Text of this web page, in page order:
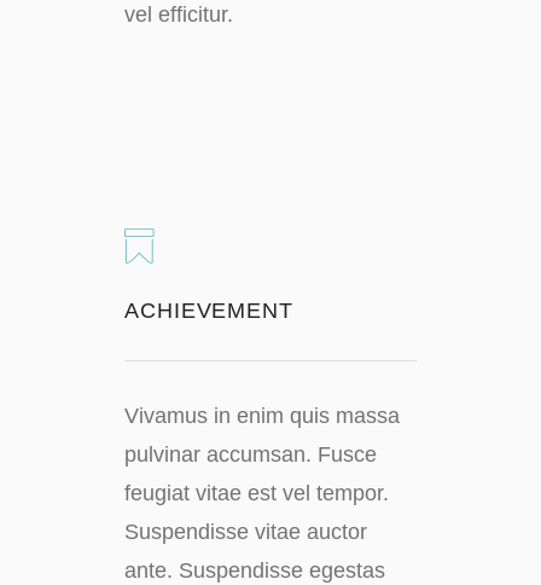
vel efficitur.
ACHIEVEMENT
Vivamus in enim quis massa
pulvinar accumsan. Fusce
feugiat vitae est vel tempor.
Suspendisse vitae auctor
ante. Suspendisse egestas